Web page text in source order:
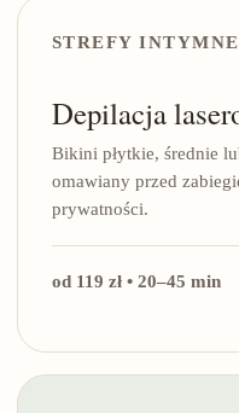
STREFY INTYMNE
Depilacja
Bikini płytkie, średnie
omawiany przed
prywatności.
od 119 zł • 20–45 min